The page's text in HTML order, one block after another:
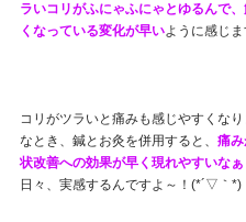
ラいコリがふにゃふにゃとゆるんで
くなっている変化が早いように感じま
コリがツラいと痛みも感じやすくな
なとき、鍼とお灸を併用すると、 痛
状改善への効果が早く現れやすいなぁ
日々、実感するんですよ～！(*´▽｀*)